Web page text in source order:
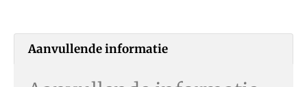
Aanvullende informatie